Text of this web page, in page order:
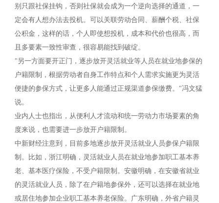
别只跟社保挂钩，否则社保就会成为一个逆向选择的通道，一
定会有人想办法去投机。可以关联劳动合同、薪酬个税、社保
公积金，这样的话，个人即使想投机，成本和代价也很高，而
且多要素一致性审查，很容易能找到破绽。
"另一方面要开正门，逐步放开灵活就业等人员在就业地参保的
户籍限制，根据劳动者自身工作特点和个人需求实施更为灵活
便捷的参保方式，让更多人能通过正规渠道参保缴费。"冯文猛
说。
业内人士也指出，从便利人才流动和统一劳动力市场要素的角
度来说，也需要进一步放开户籍限制。
中新财经注意到，目前多地逐步放开灵活就业人员参保户籍限
制。比如，浙江明确，灵活就业人员在就业地参加职工基本养
老、基本医疗保险，不受户籍限制。安徽明确，在安徽省就业
的灵活就业人员，除了在户籍地参保外，还可以选择在就业地
或居住地参加企业职工基本养老保险。广东明确，外省户籍灵